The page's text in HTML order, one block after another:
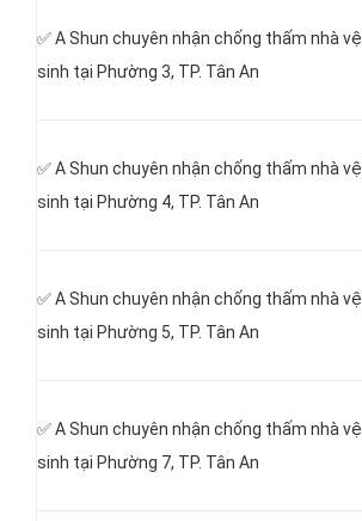
✅ A Shun chuyên nhận chống thấm nhà vệ
sinh tại Phường 3, TP. Tân An
✅ A Shun chuyên nhận chống thấm nhà vệ
sinh tại Phường 4, TP. Tân An
✅ A Shun chuyên nhận chống thấm nhà vệ
sinh tại Phường 5, TP. Tân An
✅ A Shun chuyên nhận chống thấm nhà vệ
sinh tại Phường 7, TP. Tân An